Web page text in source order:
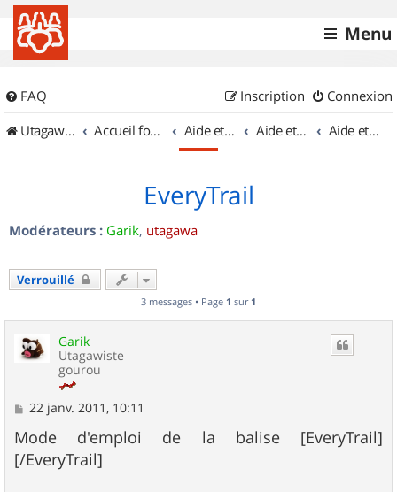
Menu
FAQ Connexion
Inscription
UtagawaVTT (Randos VTT et VTTAE avec traces GPS)
Accueil forum Aide et documentation Aide et documentation Aide et documentation des balises
EveryTrail
Modérateurs : Garik, utagawa
Verrouillé
3 messages • Page 1 sur 1
Garik
Utagawiste
gourou
M
s
s
a
22 janv. 2011, 10:11
Mode d'emploi de la balise [EveryTrail]
[/EveryTrail]